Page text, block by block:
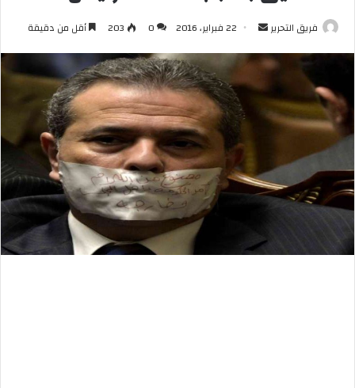
فريق التحرير
أرسل
إلكترونيا
22 فبراير، 2016 0
203 أقل من دقيقة